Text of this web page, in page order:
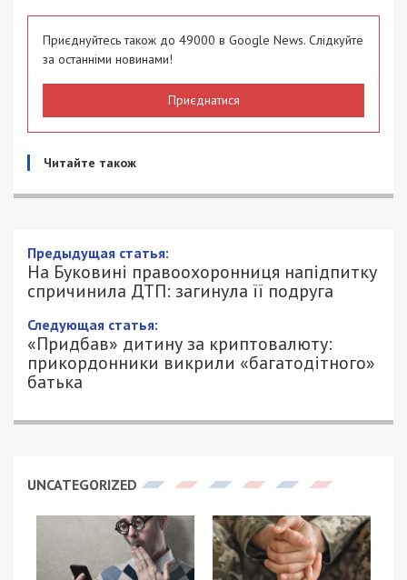
Приєднуйтесь також до 49000 в Google News. Слідкуйте
за останніми новинами!
Приєднатися
Читайте також
На Буковині правоохоронниця
напідпитку спричинила ДТП: загинула
її подруга
5/11/2025 - 13:30
АННА БАУМАН - СПЕЦИАЛЬНО ДЛЯ
49000.COM.UA
457